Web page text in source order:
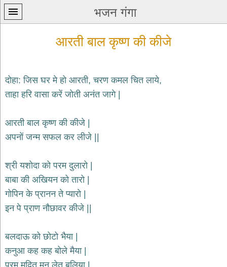
भजन गंगा
प्रथम
home
कृष्ण
bhajans
शिव
भजन
bhajans
भजन
bhajans
आरती बाल कृष्ण की कीजे
दोहा: जिस घर मे हो आरती, चरण कमल चित लाये,
ताहा हरि वासा करें जोती अनंत जागे |
आरती बाल कृष्ण की कीजे |
अपनों जन्म सफल कर लीजे ||
श्री यशोदा को परम दुलारो |
बाबा की अखियन को तारो |
गोपिन के प्रानन ते प्यारो |
इन पे प्राण नौछावर कीजे ||
बलदाऊ को छोटो भैया |
कनुआ कह कह बोले मैया |